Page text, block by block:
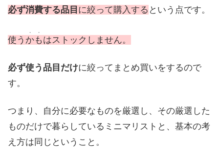
必ず消費する品目 に絞って購入する という点です。
使う かも
・・
はストックしません。
必ず使う品目だけに絞ってまとめ買いをするので
す。
つまり、自分に必要なものを厳選し、その厳選した
ものだけで暮らしているミニマリストと、基本の考
え方は同じということ。